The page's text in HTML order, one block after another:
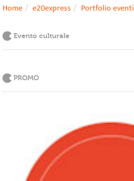
Home e20express Portfolio eventi
Evento culturale
PROMO